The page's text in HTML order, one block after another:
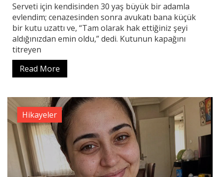
Serveti için kendisinden 30 yaş büyük bir adamla
evlendim; cenazesinden sonra avukatı bana küçük
bir kutu uzattı ve, “Tam olarak hak ettiğiniz şeyi
aldığınızdan emin oldu,” dedi. Kutunun kapağını
titreyen
Read More
Hikayeler